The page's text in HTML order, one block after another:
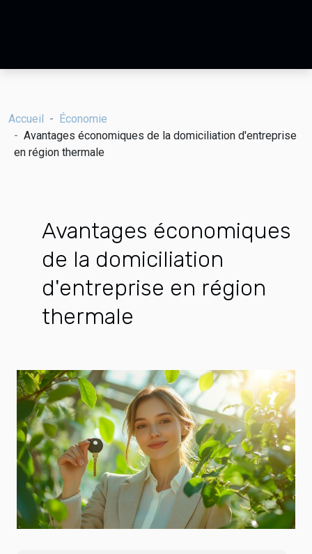
Accueil
Économie
Avantages économiques de la domiciliation d'entreprise
en région thermale
Avantages économiques
de la domiciliation
d'entreprise en région
thermale